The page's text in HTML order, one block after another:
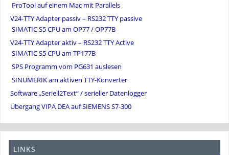
ProTool auf einem Mac mit Parallels
V24-TTY Adapter passiv – RS232 TTY passive
SIMATIC S5 CPU am OP77 / OP77B
V24-TTY Adapter aktiv – RS232 TTY Active
SIMATIC S5 CPU am TP177B
SPS Programm vom PG631 auslesen
SINUMERIK am aktiven TTY-Konverter
Software „Seriell2Text“ / serieller Datenlogger
Übergang VIPA DEA auf SIEMENS S7-300
LINKS